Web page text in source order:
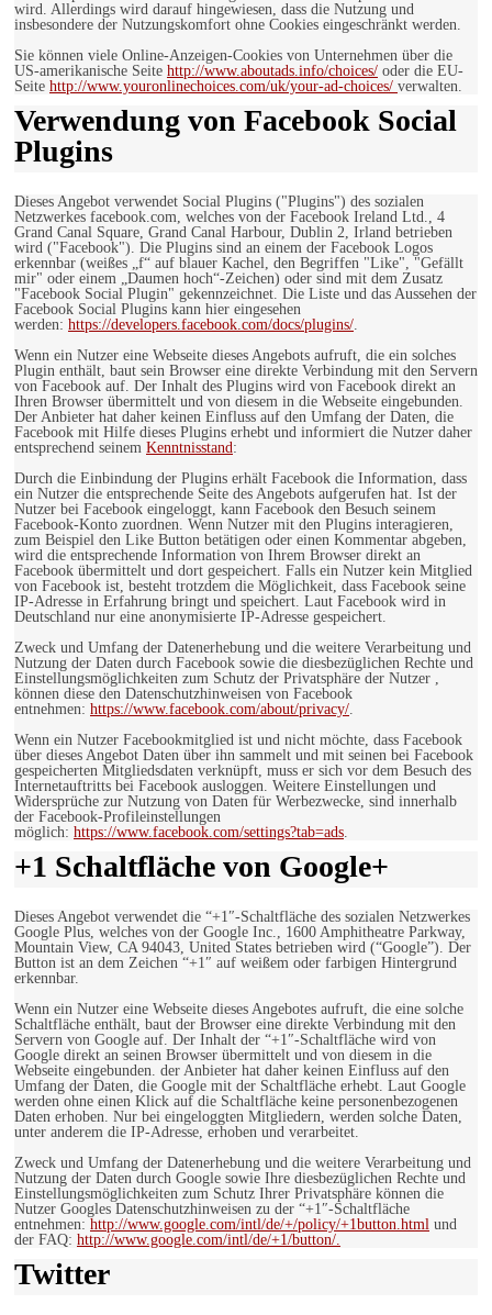
wird. Allerdings wird darauf hingewiesen, dass die Nutzung und
insbesondere der Nutzungskomfort ohne Cookies eingeschränkt werden.
Sie können viele Online-Anzeigen-Cookies von Unternehmen über die
US-amerikanische Seite http://www.aboutads.info/choices/ oder die EU-
Seite http://www.youronlinechoices.com/uk/your-ad-choices/ verwalten.
Verwendung von Facebook Social
Plugins
Dieses Angebot verwendet Social Plugins ("Plugins") des sozialen
Netzwerkes facebook.com, welches von der Facebook Ireland Ltd., 4
Grand Canal Square, Grand Canal Harbour, Dublin 2, Irland betrieben
wird ("Facebook"). Die Plugins sind an einem der Facebook Logos
erkennbar (weißes „f“ auf blauer Kachel, den Begriffen "Like", "Gefällt
mir" oder einem „Daumen hoch“-Zeichen) oder sind mit dem Zusatz
"Facebook Social Plugin" gekennzeichnet. Die Liste und das Aussehen der
Facebook Social Plugins kann hier eingesehen
werden: https://developers.facebook.com/docs/plugins/.
Wenn ein Nutzer eine Webseite dieses Angebots aufruft, die ein solches
Plugin enthält, baut sein Browser eine direkte Verbindung mit den Servern
von Facebook auf. Der Inhalt des Plugins wird von Facebook direkt an
Ihren Browser übermittelt und von diesem in die Webseite eingebunden.
Der Anbieter hat daher keinen Einfluss auf den Umfang der Daten, die
Facebook mit Hilfe dieses Plugins erhebt und informiert die Nutzer daher
entsprechend seinem Kenntnisstand:
Durch die Einbindung der Plugins erhält Facebook die Information, dass
ein Nutzer die entsprechende Seite des Angebots aufgerufen hat. Ist der
Nutzer bei Facebook eingeloggt, kann Facebook den Besuch seinem
Facebook-Konto zuordnen. Wenn Nutzer mit den Plugins interagieren,
zum Beispiel den Like Button betätigen oder einen Kommentar abgeben,
wird die entsprechende Information von Ihrem Browser direkt an
Facebook übermittelt und dort gespeichert. Falls ein Nutzer kein Mitglied
von Facebook ist, besteht trotzdem die Möglichkeit, dass Facebook seine
IP-Adresse in Erfahrung bringt und speichert. Laut Facebook wird in
Deutschland nur eine anonymisierte IP-Adresse gespeichert.
Zweck und Umfang der Datenerhebung und die weitere Verarbeitung und
Nutzung der Daten durch Facebook sowie die diesbezüglichen Rechte und
Einstellungsmöglichkeiten zum Schutz der Privatsphäre der Nutzer ,
können diese den Datenschutzhinweisen von Facebook
entnehmen: https://www.facebook.com/about/privacy/.
Wenn ein Nutzer Facebookmitglied ist und nicht möchte, dass Facebook
über dieses Angebot Daten über ihn sammelt und mit seinen bei Facebook
gespeicherten Mitgliedsdaten verknüpft, muss er sich vor dem Besuch des
Internetauftritts bei Facebook ausloggen. Weitere Einstellungen und
Widersprüche zur Nutzung von Daten für Werbezwecke, sind innerhalb
der Facebook-Profileinstellungen
möglich: https://www.facebook.com/settings?tab=ads.
+1 Schaltfläche von Google+
Dieses Angebot verwendet die “+1″-Schaltfläche des sozialen Netzwerkes
Google Plus, welches von der Google Inc., 1600 Amphitheatre Parkway,
Mountain View, CA 94043, United States betrieben wird (“Google”). Der
Button ist an dem Zeichen “+1″ auf weißem oder farbigen Hintergrund
erkennbar.
Wenn ein Nutzer eine Webseite dieses Angebotes aufruft, die eine solche
Schaltfläche enthält, baut der Browser eine direkte Verbindung mit den
Servern von Google auf. Der Inhalt der “+1″-Schaltfläche wird von
Google direkt an seinen Browser übermittelt und von diesem in die
Webseite eingebunden. der Anbieter hat daher keinen Einfluss auf den
Umfang der Daten, die Google mit der Schaltfläche erhebt. Laut Google
werden ohne einen Klick auf die Schaltfläche keine personenbezogenen
Daten erhoben. Nur bei eingeloggten Mitgliedern, werden solche Daten,
unter anderem die IP-Adresse, erhoben und verarbeitet.
Zweck und Umfang der Datenerhebung und die weitere Verarbeitung und
Nutzung der Daten durch Google sowie Ihre diesbezüglichen Rechte und
Einstellungsmöglichkeiten zum Schutz Ihrer Privatsphäre können die
Nutzer Googles Datenschutzhinweisen zu der “+1″-Schaltfläche
entnehmen: http://www.google.com/intl/de/+/policy/+1button.html und
der FAQ: http://www.google.com/intl/de/+1/button/.
Twitter